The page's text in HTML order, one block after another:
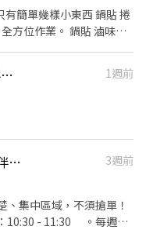
簡單幾樣小東西 鍋貼 捲
不要浪費彼此時間 但也
👍 高薪4萬6含獎金，歡迎熱忱夥伴加入廚藝團隊，持續展店中
1週前
💥急徵兼職💥短時高薪汽車取餐夥伴🚗(新店中永和)排單穩定
3週前
、集中區域，不須搶單！
10:30 - 11:30 。每週一